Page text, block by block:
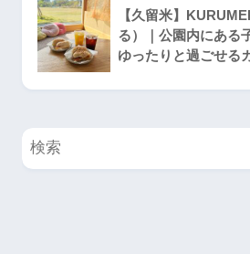
【久留米】
る）｜公園内にある
ゆったりと過ごせる